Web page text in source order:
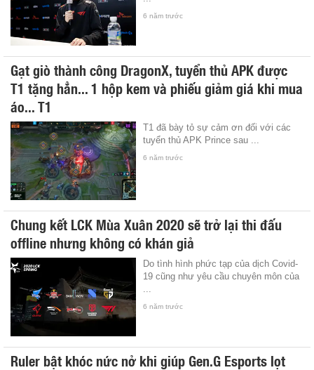
6 năm trước
Gạt giò thành công DragonX, tuyển thủ APK được
T1 tặng hẳn... 1 hộp kem và phiếu giảm giá khi mua
áo... T1
T1 đã bày tỏ sự cảm ơn đối với các
tuyển thủ APK Prince sau ...
6 năm trước
Chung kết LCK Mùa Xuân 2020 sẽ trở lại thi đấu
offline nhưng không có khán giả
Do tình hình phức tạp của dịch Covid-
19 cũng như yêu cầu chuyên môn của
6 năm trước
Ruler bật khóc nức nở khi giúp Gen.G Esports lọt